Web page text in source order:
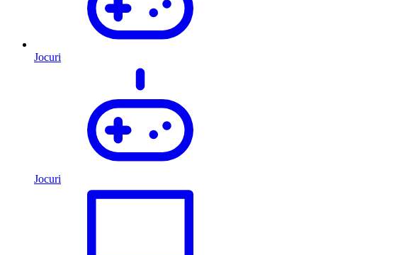
Jocuri
Jocuri